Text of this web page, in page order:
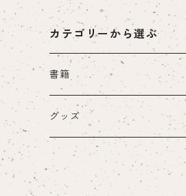
カテゴリーから選ぶ
書籍
紙の書籍
一般書籍
電子書籍
グッズ